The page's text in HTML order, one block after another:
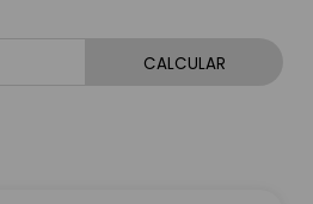
CALCULAR